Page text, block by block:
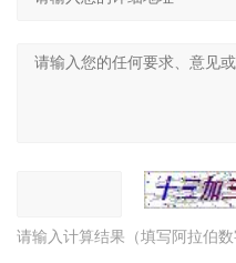
请输入计算结果（填写阿拉伯